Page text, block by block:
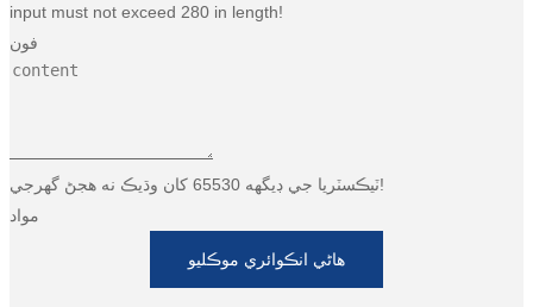
input must not exceed 280 in length!
فون
ٽيڪسٽريا جي ڊيگهه 65530 کان وڌيڪ نه هجڻ گهرجي!
مواد
هاڻي انڪوائري موڪليو